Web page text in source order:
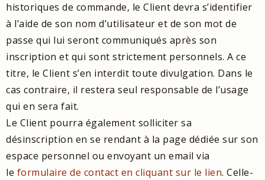
historiques de commande, le Client devra s’identifier
à l’aide de son nom d’utilisateur et de son mot de
passe qui lui seront communiqués après son
inscription et qui sont strictement personnels. A ce
titre, le Client s’en interdit toute divulgation. Dans le
cas contraire, il restera seul responsable de l’usage
qui en sera fait.
Le Client pourra également solliciter sa
désinscription en se rendant à la page dédiée sur son
espace personnel ou envoyant un email via
le formulaire de contact en cliquant sur le lien. Celle-